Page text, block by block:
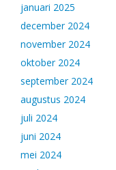
januari 2025
december 2024
november 2024
oktober 2024
september 2024
augustus 2024
juli 2024
juni 2024
mei 2024